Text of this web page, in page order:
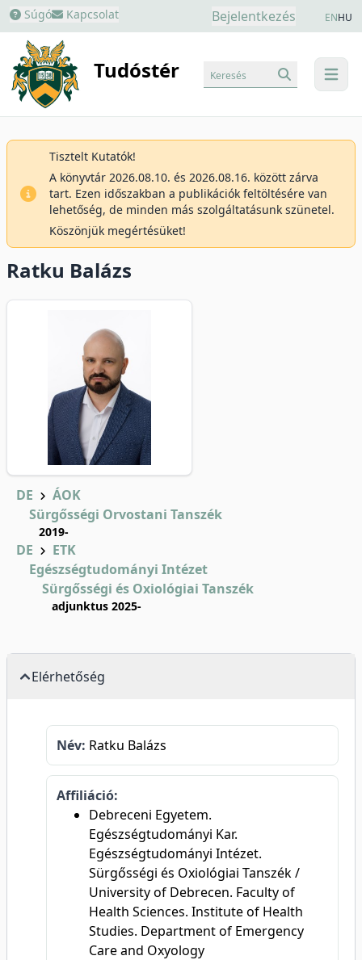
Súgó Kapcsolat Bejelentkezés ENHU
Tudóstér menu
Keresés
Tisztelt Kutatók!
A könyvtár 2026.08.10. és 2026.08.16. között zárva
tart. Ezen időszakban a publikációk feltöltésére van
lehetőség, de minden más szolgáltatásunk szünetel.
Köszönjük megértésüket!
Ratku Balázs
DE
ÁOK
Sürgősségi Orvostani Tanszék
2019-
DE
ETK
Egészségtudományi Intézet
Sürgősségi és Oxiológiai Tanszék
adjunktus 2025-
Elérhetőség
Név: Ratku Balázs
Affiliáció:
Debreceni Egyetem.
Egészségtudományi Kar.
Egészségtudományi Intézet.
Sürgősségi és Oxiológiai Tanszék /
University of Debrecen. Faculty of
Health Sciences. Institute of Health
Studies. Department of Emergency
Care and Oxyology